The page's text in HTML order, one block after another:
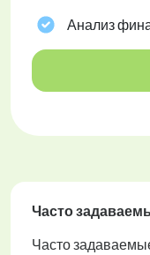
Анализ
Часто
Часто